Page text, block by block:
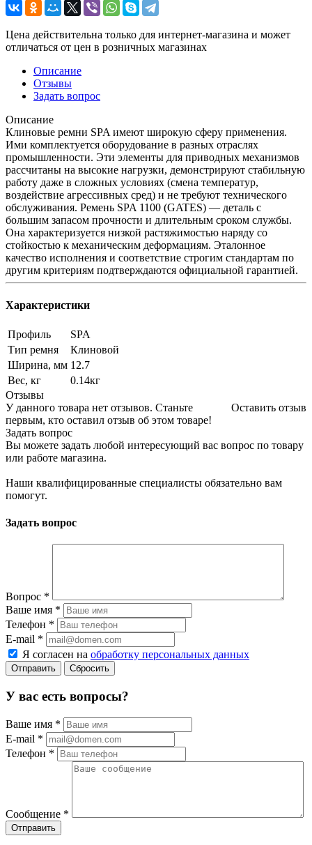
Цена действительна только для интернет-магазина и может
отличаться от цен в розничных магазинах
Описание
Отзывы
Задать вопрос
Описание
Клиновые ремни SPA имеют широкую сферу применения.
Ими комплектуется оборудование в разных отраслях
промышленности. Эти элементы для приводных механизмов
рассчитаны на высокие нагрузки, демонстрируют стабильную
работу даже в сложных условиях (смена температур,
воздействие агрессивных сред) и не требуют технического
обслуживания. Ремень SPA 1100 (GATES) — деталь с
большим запасом прочности и длительным сроком службы.
Она характеризуется низкой растяжимостью наряду со
стойкостью к механическим деформациям. Эталонное
качество исполнения и соответствие строгим стандартам по
другим критериям подтверждаются официальной гарантией.
Характеристики
Профиль
SPA
Тип ремня
Клиновой
Ширина, мм 12.7
Вес, кг
0.14кг
Отзывы
Оставить отзыв
У данного товара нет отзывов. Станьте
первым, кто оставил отзыв об этом товаре!
Задать вопрос
Вы можете задать любой интересующий вас вопрос по товару
или работе магазина.
Наши квалифицированные специалисты обязательно вам
помогут.
Задать вопрос
Вопрос *
Ваше имя *
Телефон *
E-mail *
Я согласен на обработку персональных данных
Сбросить
У вас есть вопросы?
Ваше имя *
E-mail *
Телефон *
Сообщение *